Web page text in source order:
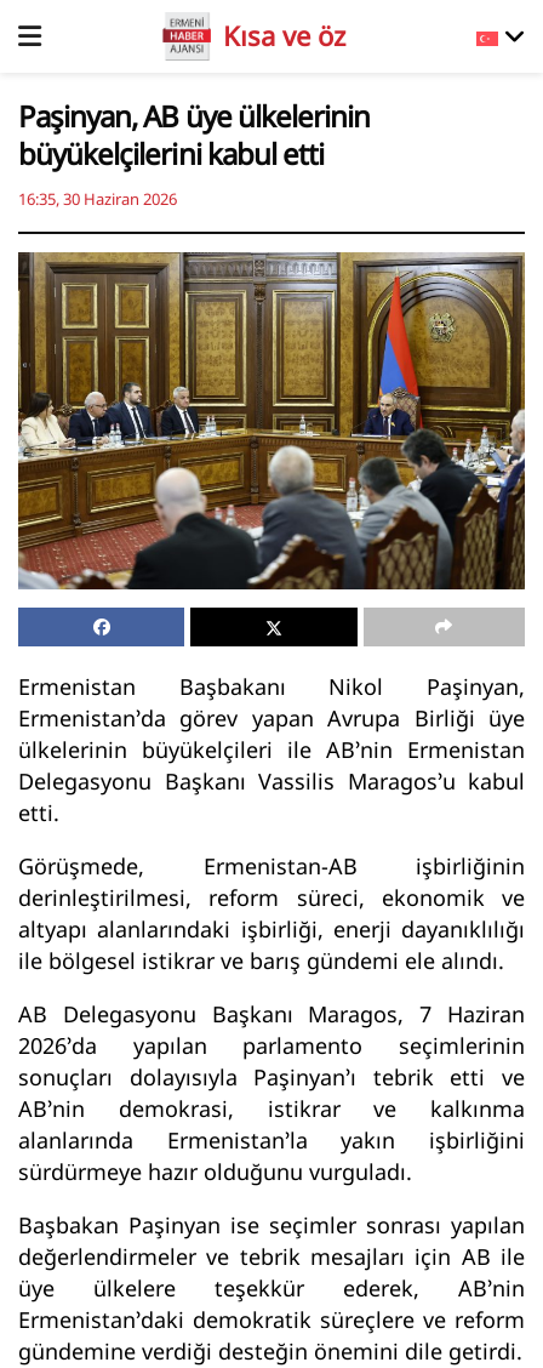
Kısa ve öz
Paşinyan, AB üye ülkelerinin
büyükelçilerini kabul etti
16:35, 30 Haziran 2026
Ermenistan Başbakanı Nikol Paşinyan,
Ermenistan’da görev yapan Avrupa Birliği üye
ülkelerinin büyükelçileri ile AB’nin Ermenistan
Delegasyonu Başkanı Vassilis Maragos’u kabul
etti.
Görüşmede, Ermenistan-AB işbirliğinin
derinleştirilmesi, reform süreci, ekonomik ve
altyapı alanlarındaki işbirliği, enerji dayanıklılığı
ile bölgesel istikrar ve barış gündemi ele alındı.
AB Delegasyonu Başkanı Maragos, 7 Haziran
2026’da yapılan parlamento seçimlerinin
sonuçları dolayısıyla Paşinyan’ı tebrik etti ve
AB’nin demokrasi, istikrar ve kalkınma
alanlarında Ermenistan’la yakın işbirliğini
sürdürmeye hazır olduğunu vurguladı.
Başbakan Paşinyan ise seçimler sonrası yapılan
değerlendirmeler ve tebrik mesajları için AB ile
üye ülkelere teşekkür ederek, AB’nin
Ermenistan’daki demokratik süreçlere ve reform
gündemine verdiği desteğin önemini dile getirdi.